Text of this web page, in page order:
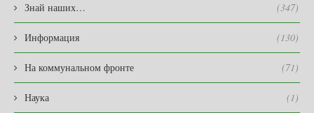
Знай наших… (347)
Информация (130)
На коммунальном фронте (71)
Наука (1)